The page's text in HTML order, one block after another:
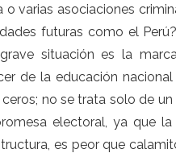
varias asociaciones
futuras como el
situación es la
de la educación
no se trata solo de
electoral, ya que
es peor que